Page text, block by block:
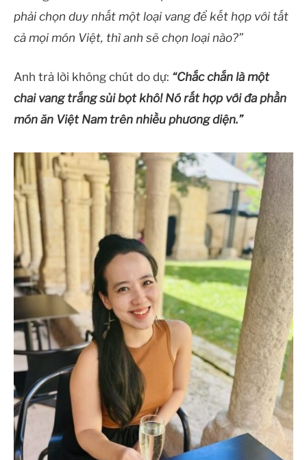
phải chọn duy nhất một loại vang để kết hợp với tất
cả mọi món Việt, thì anh sẽ chọn loại nào?”
Anh trả lời không chút do dự: “Chắc chắn là một
chai vang trắng sủi bọt khô! Nó rất hợp với đa phần
món ăn Việt Nam trên nhiều phương diện.”